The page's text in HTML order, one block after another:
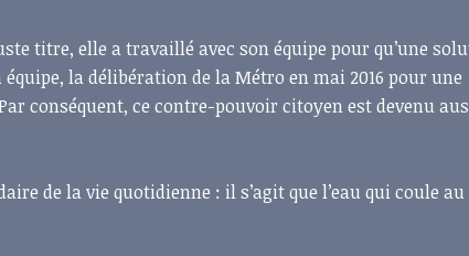
titre, elle a travaillé avec son équipe pour qu’une
la délibération de la Métro en mai 2016 pour une
conséquent, ce contre-pouvoir citoyen est devenu
de la vie quotidienne : il s’agit que l’eau qui coule